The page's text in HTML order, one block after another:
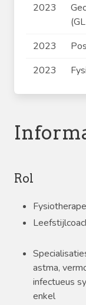
2023
2023
2023
Rol
astma,
infectueus
enkel